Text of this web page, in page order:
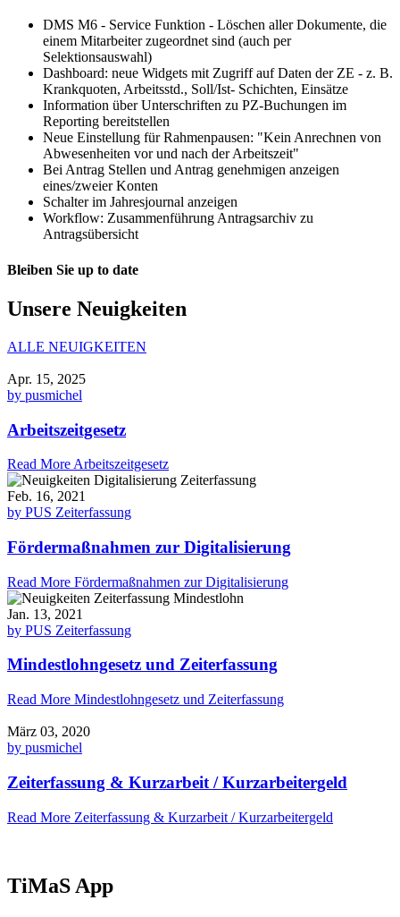
DMS M6 - Service Funktion - Löschen aller Dokumente, die
einem Mitarbeiter zugeordnet sind (auch per
Selektionsauswahl)
Dashboard: neue Widgets mit Zugriff auf Daten der ZE - z. B.
Krankquoten, Arbeitsstd., Soll/Ist- Schichten, Einsätze
Information über Unterschriften zu PZ-Buchungen im
Reporting bereitstellen
Neue Einstellung für Rahmenpausen: "Kein Anrechnen von
Abwesenheiten vor und nach der Arbeitszeit"
Bei Antrag Stellen und Antrag genehmigen anzeigen
eines/zweier Konten
Schalter im Jahresjournal anzeigen
Workflow: Zusammenführung Antragsarchiv zu
Antragsübersicht
Bleiben Sie up to date
Unsere Neuigkeiten
ALLE NEUIGKEITEN
Apr. 15, 2025
by pusmichel
Arbeitszeitgesetz
Read More Arbeitszeitgesetz
Feb. 16, 2021
by PUS Zeiterfassung
Fördermaßnahmen zur Digitalisierung
Read More Fördermaßnahmen zur Digitalisierung
Jan. 13, 2021
by PUS Zeiterfassung
Mindestlohngesetz und Zeiterfassung
Read More Mindestlohngesetz und Zeiterfassung
März 03, 2020
by pusmichel
Zeiterfassung & Kurzarbeit / Kurzarbeitergeld
Read More Zeiterfassung & Kurzarbeit / Kurzarbeitergeld
TiMaS App